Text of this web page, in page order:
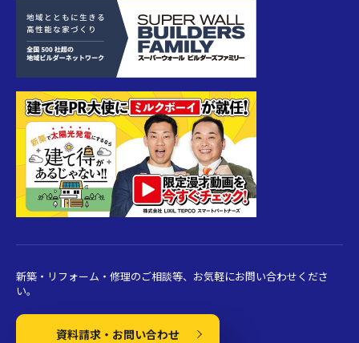
新築・リフォーム・修理のご相談等、お気軽にお問い合わせくださ
い。
資料請求・お問い合わせ